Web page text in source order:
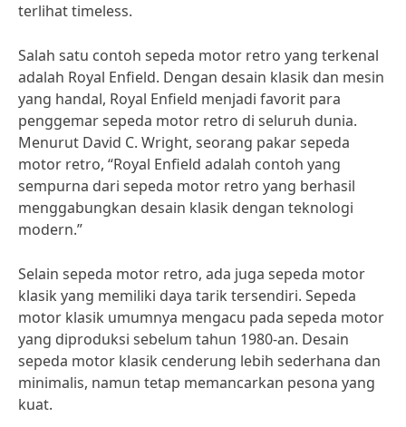
terlihat timeless.
Salah satu contoh sepeda motor retro yang terkenal
adalah Royal Enfield. Dengan desain klasik dan mesin
yang handal, Royal Enfield menjadi favorit para
penggemar sepeda motor retro di seluruh dunia.
Menurut David C. Wright, seorang pakar sepeda
motor retro, “Royal Enfield adalah contoh yang
sempurna dari sepeda motor retro yang berhasil
menggabungkan desain klasik dengan teknologi
modern.”
Selain sepeda motor retro, ada juga sepeda motor
klasik yang memiliki daya tarik tersendiri. Sepeda
motor klasik umumnya mengacu pada sepeda motor
yang diproduksi sebelum tahun 1980-an. Desain
sepeda motor klasik cenderung lebih sederhana dan
minimalis, namun tetap memancarkan pesona yang
kuat.